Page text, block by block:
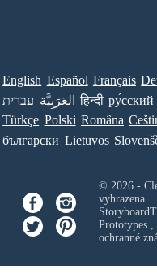
English Español Français
עברית العَرَبِيَّة हिन्दी ру́сский
Türkçe Polski Româna
български Lietuvos
© 2026 -
vyhrazena.
Prototypes
ochranné